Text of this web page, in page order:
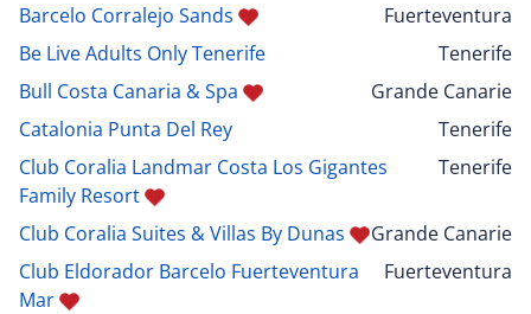
Barcelo Corralejo Sands
Fuerteventura
Be Live Adults Only Tenerife
Tenerife
Bull Costa Canaria & Spa
Grande Canarie
Catalonia Punta Del Rey
Tenerife
Club Coralia Landmar Costa Los Gigantes
Family Resort
Tenerife
Club Coralia Suites & Villas By Dunas
Grande Canarie
Club Eldorador Barcelo Fuerteventura
Mar
Fuerteventura